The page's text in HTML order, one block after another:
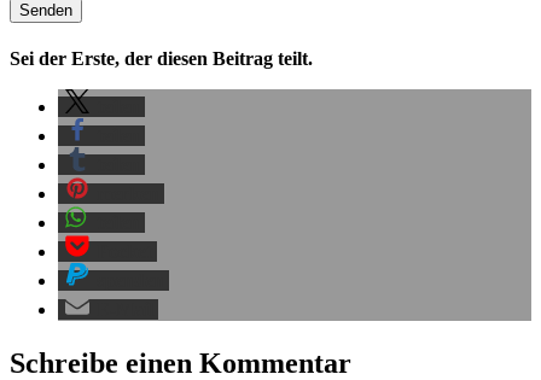
Sei der Erste, der diesen Beitrag teilt.
Schreibe einen Kommentar